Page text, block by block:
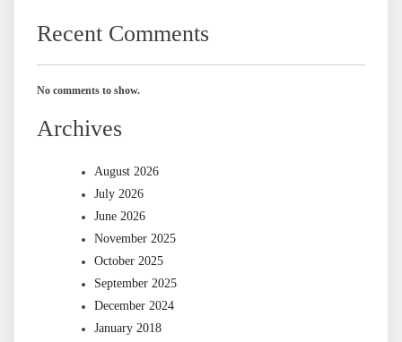
Recent Comments
No comments to show.
Archives
August 2026
July 2026
June 2026
November 2025
October 2025
September 2025
December 2024
January 2018